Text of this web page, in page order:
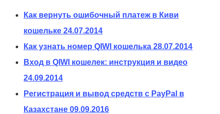
Как вернуть ошибочный платеж в Киви
кошельке 24.07.2014
Как узнать номер QIWI кошелька 28.07.2014
Вход в QIWI кошелек: инструкция и видео
24.09.2014
Регистрация и вывод средств с PayPal в
Казахстане 09.09.2016